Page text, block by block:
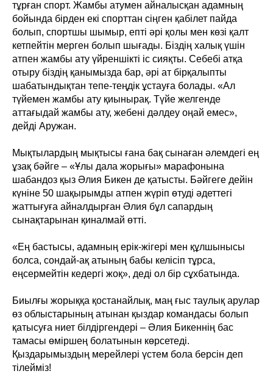
тұрған спорт. Жамбы атумен айналысқан адамның
бойында бірден екі спорттан сіңген қабілет пайда
болып, спортшы шымыр, епті әрі қолы мен көзі қалт
кетпейтін мерген болып шығады. Біздің халық үшін
атпен жамбы ату үйреншікті іс сияқты. Себебі атқа
отыру біздің қанымызда бар, әрі ат бірқалыпты
шабатындықтан тепе-теңдік ұстауға болады. «Ал
түйемен жамбы ату қиынырақ. Түйе желгенде
аттағыдай жамбы ату, жебені дәлдеу оңай емес»,
дейді Аружан.
Мықтылардың мықтысы ғана бақ сынаған әлемдегі ең
ұзақ бәйге – «Ұлы дала жорығы» марафонына
шабандоз қыз Әлия Бикен де қатысты. Бәйгеге дейін
күніне 50 шақырымды атпен жүріп өтуді әдеттегі
жаттығуға айналдырған Әлия бұл сапардың
сынақтарынан қиналмай өтті.
«Ең бастысы, адамның ерік-жігері мен құлшынысы
болса, сондай-ақ атының бабы келісіп тұрса,
еңсермейтін кедергі жоқ», деді ол бір сұхбатында.
Биылғы жорыққа қостанайлық, маң ғыс таулық арулар
өз облыстарының атынан қыздар командасы болып
қатысуға ниет білдіргендері – Әлия Бикеннің бас
тамасы өміршең болатынын көрсетеді.
Қыздарымыздың мерейлері үстем бола берсін деп
тілейміз!